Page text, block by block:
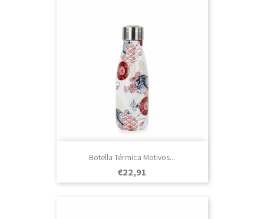
Botella Térmica Motivos...
Prezo
€22,91